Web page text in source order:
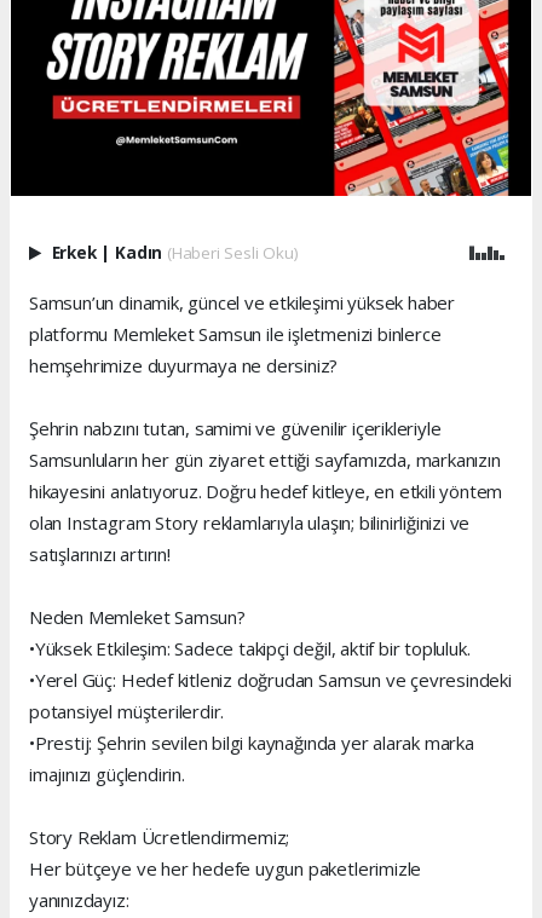
Erkek | Kadın (Haberi Sesli Oku)
Samsun’un dinamik, güncel ve etkileşimi yüksek haber
platformu Memleket Samsun ile işletmenizi binlerce
hemşehrimize duyurmaya ne dersiniz?
Şehrin nabzını tutan, samimi ve güvenilir içerikleriyle
Samsunluların her gün ziyaret ettiği sayfamızda, markanızın
hikayesini anlatıyoruz. Doğru hedef kitleye, en etkili yöntem
olan Instagram Story reklamlarıyla ulaşın; bilinirliğinizi ve
satışlarınızı artırın!
Neden Memleket Samsun?
•Yüksek Etkileşim: Sadece takipçi değil, aktif bir topluluk.
•Yerel Güç: Hedef kitleniz doğrudan Samsun ve çevresindeki
potansiyel müşterilerdir.
•Prestij: Şehrin sevilen bilgi kaynağında yer alarak marka
imajınızı güçlendirin.
Story Reklam Ücretlendirmemiz;
Her bütçeye ve her hedefe uygun paketlerimizle
yanınızdayız: